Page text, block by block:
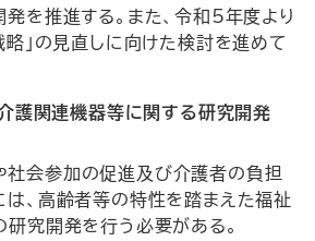
を推進する。また、令和5年度より
略」の見直しに向けた検討を進めて
介護関連機器等に関する研究開発
社会参加の促進及び介護者の負担
、高齢者等の特性を踏まえた福祉
究開発を行う必要がある。